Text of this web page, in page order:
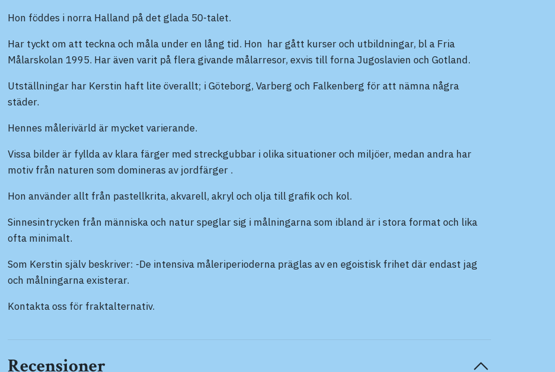
Hon föddes i norra Halland på det glada 50-talet.
Har tyckt om att teckna och måla under en lång tid. Hon har gått kurser och utbildningar, bl a Fria
Målarskolan 1995. Har även varit på flera givande målarresor, exvis till forna Jugoslavien och Gotland.
Utställningar har Kerstin haft lite överallt; i Göteborg, Varberg och Falkenberg för att nämna några
städer.
Hennes målerivärld är mycket varierande.
Vissa bilder är fyllda av klara färger med streckgubbar i olika situationer och miljöer, medan andra har
motiv från naturen som domineras av jordfärger .
Hon använder allt från pastellkrita, akvarell, akryl och olja till grafik och kol.
Sinnesintrycken från människa och natur speglar sig i målningarna som ibland är i stora format och lika
ofta minimalt.
Som Kerstin själv beskriver: -De intensiva måleriperioderna präglas av en egoistisk frihet där endast jag
och målningarna existerar.
Kontakta oss för fraktalternativ.
Recensioner